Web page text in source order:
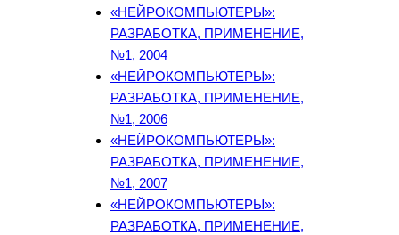
«НЕЙРОКОМПЬЮТЕРЫ»:
РАЗРАБОТКА, ПРИМЕНЕНИЕ,
№1, 2004
«НЕЙРОКОМПЬЮТЕРЫ»:
РАЗРАБОТКА, ПРИМЕНЕНИЕ,
№1, 2006
«НЕЙРОКОМПЬЮТЕРЫ»:
РАЗРАБОТКА, ПРИМЕНЕНИЕ,
№1, 2007
«НЕЙРОКОМПЬЮТЕРЫ»:
РАЗРАБОТКА, ПРИМЕНЕНИЕ,